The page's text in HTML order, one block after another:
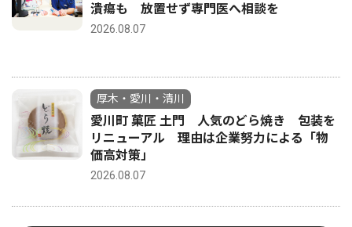
潰瘍も 放置せず専門医へ相談を
2026.08.07
厚木・愛川・清川
愛川町 菓匠 土門 人気のどら焼き 包装を
リニューアル 理由は企業努力による「物
価高対策」
2026.08.07